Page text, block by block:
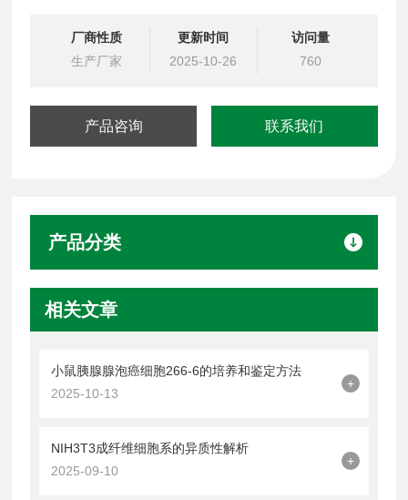
厂商性质
生产厂家
更新时间
2025-10-26
访问量
760
产品咨询 联系我们
产品分类
相关文章
小鼠胰腺腺泡癌细胞266-6的培养和鉴定方法
2025-10-13
+
NIH3T3成纤维细胞系的异质性解析
2025-09-10
+